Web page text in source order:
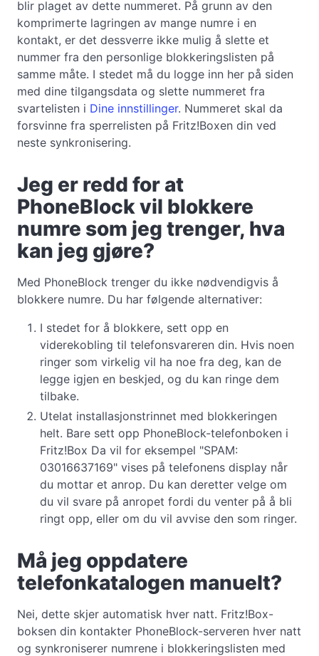
blir plaget av dette nummeret. På grunn av den
komprimerte lagringen av mange numre i en
kontakt, er det dessverre ikke mulig å slette et
nummer fra den personlige blokkeringslisten på
samme måte. I stedet må du logge inn her på siden
med dine tilgangsdata og slette nummeret fra
svartelisten i Dine innstillinger. Nummeret skal da
forsvinne fra sperrelisten på Fritz!Boxen din ved
neste synkronisering.
Jeg er redd for at
PhoneBlock vil blokkere
numre som jeg trenger, hva
kan jeg gjøre?
Med PhoneBlock trenger du ikke nødvendigvis å
blokkere numre. Du har følgende alternativer:
I stedet for å blokkere, sett opp en
viderekobling til telefonsvareren din. Hvis noen
ringer som virkelig vil ha noe fra deg, kan de
legge igjen en beskjed, og du kan ringe dem
tilbake.
Utelat installasjonstrinnet med blokkeringen
helt. Bare sett opp PhoneBlock-telefonboken i
Fritz!Box Da vil for eksempel "SPAM:
03016637169" vises på telefonens display når
du mottar et anrop. Du kan deretter velge om
du vil svare på anropet fordi du venter på å bli
ringt opp, eller om du vil avvise den som ringer.
Må jeg oppdatere
telefonkatalogen manuelt?
Nei, dette skjer automatisk hver natt. Fritz!Box-
boksen din kontakter PhoneBlock-serveren hver natt
og synkroniserer numrene i blokkeringslisten med